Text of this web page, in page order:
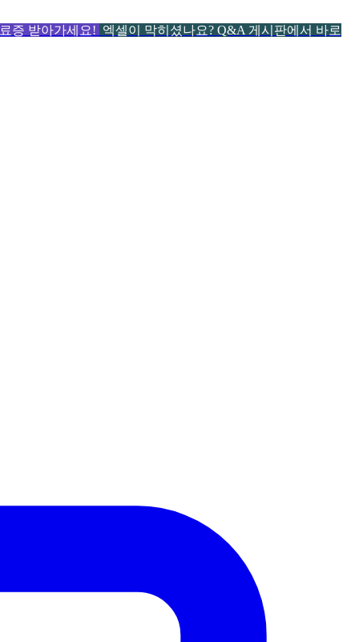
증 받아가세요! 엑셀이 막히셨나요? Q&A 게시판에서 바로